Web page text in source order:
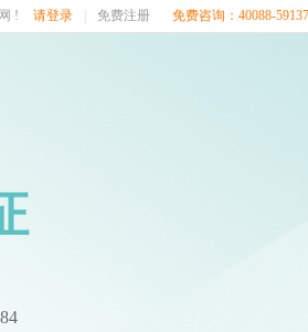
! 请登录 免费注册 免费咨询：40088-59137